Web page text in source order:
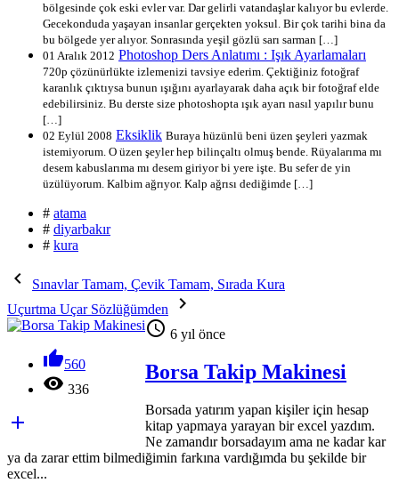
bölgesinde çok eski evler var. Dar gelirli vatandaşlar kalıyor bu evlerde.
Gecekonduda yaşayan insanlar gerçekten yoksul. Bir çok tarihi bina da
bu bölgede yer alıyor. Sonrasında yeşil gözlü sarı sarman […]
01 Aralık 2012 Photoshop Ders Anlatımı : Işık Ayarlamaları
720p çözünürlükte izlemenizi tavsiye ederim. Çektiğiniz fotoğraf
karanlık çıktıysa bunun ışığını ayarlayarak daha açık bir fotoğraf elde
edebilirsiniz. Bu derste size photoshopta ışık ayarı nasıl yapılır bunu
[…]
02 Eylül 2008 Eksiklik Buraya hüzünlü beni üzen şeyleri yazmak
istemiyorum. O üzen şeyler hep bilinçaltı olmuş bende. Rüyalarıma mı
desem kabuslarıma mı desem giriyor bi yere işte. Bu sefer de yin
üzülüyorum. Kalbim ağrıyor. Kalp ağrısı dediğimde […]
# atama
# diyarbakır
# kura

Sınavlar Tamam, Çevik Tamam, Sırada Kura
Uçurtma Uçar Sözlüğümden

560
 336

 6 yıl önce
Borsa Takip Makinesi
Borsada yatırım yapan kişiler için hesap
kitap yapmaya yarayan bir excel yazdım.
Ne zamandır borsadayım ama ne kadar kar
ya da zarar ettim bilmediğimin farkına vardığımda bu şekilde bir
excel...